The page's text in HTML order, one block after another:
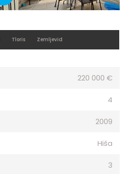
Tloris Zemljevid
220 000 €
4
2009
Hiša
3